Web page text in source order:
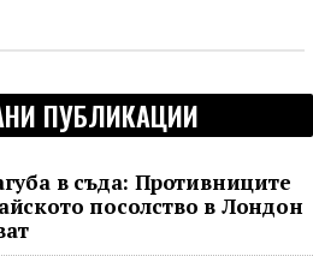
ПУБЛИКАЦИИ
в съда: Противниците
посолство в Лондон